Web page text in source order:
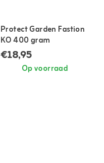
Protect Garden Fastion
KO 400 gram
€18,95
Op voorraad